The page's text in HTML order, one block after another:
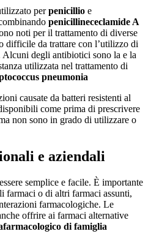
perpenicillio e
penicillinececlamide A
noti per il trattamento di diverse
difficile da trattare con l’utilizzo di
degli antibiotici sono la e la
utilizzata nel trattamento di
pneumonia
causate da batteri resistenti al
come prima di prescrivere
non sono in grado di utilizzare o
e aziendali
semplice e facile. È importante
farmaci o di altri farmaci assunti,
farmacologiche. Le
offrire ai farmaci alternative
farmacologico di famiglia